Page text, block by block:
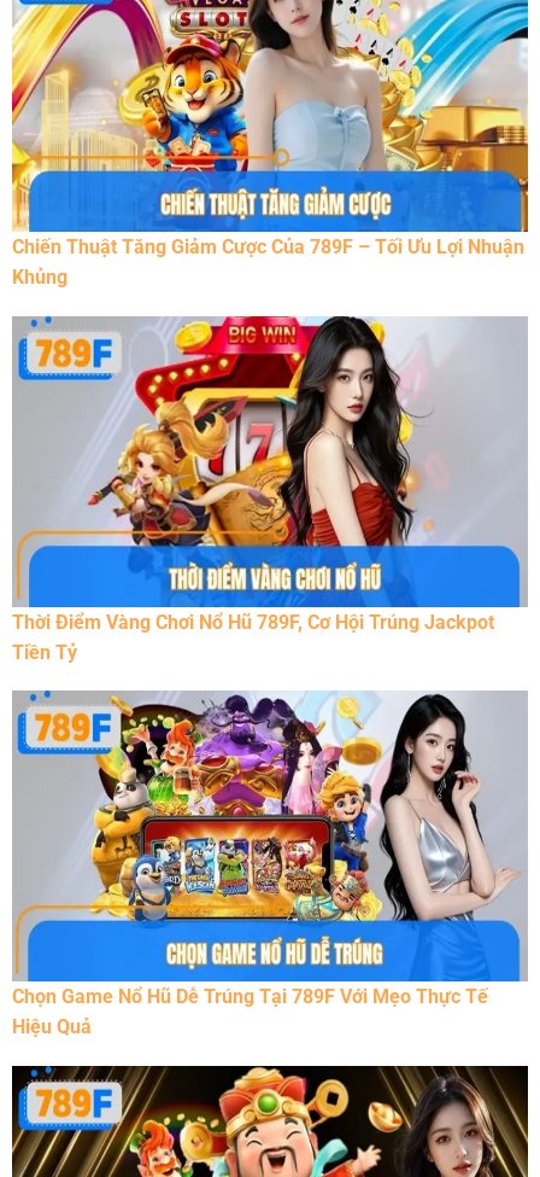
Chiến Thuật Tăng Giảm Cược Của 789F – Tối Ưu Lợi Nhuận
Khủng
Thời Điểm Vàng Chơi Nổ Hũ 789F, Cơ Hội Trúng Jackpot
Tiền Tỷ
Chọn Game Nổ Hũ Dễ Trúng Tại 789F Với Mẹo Thực Tế
Hiệu Quả